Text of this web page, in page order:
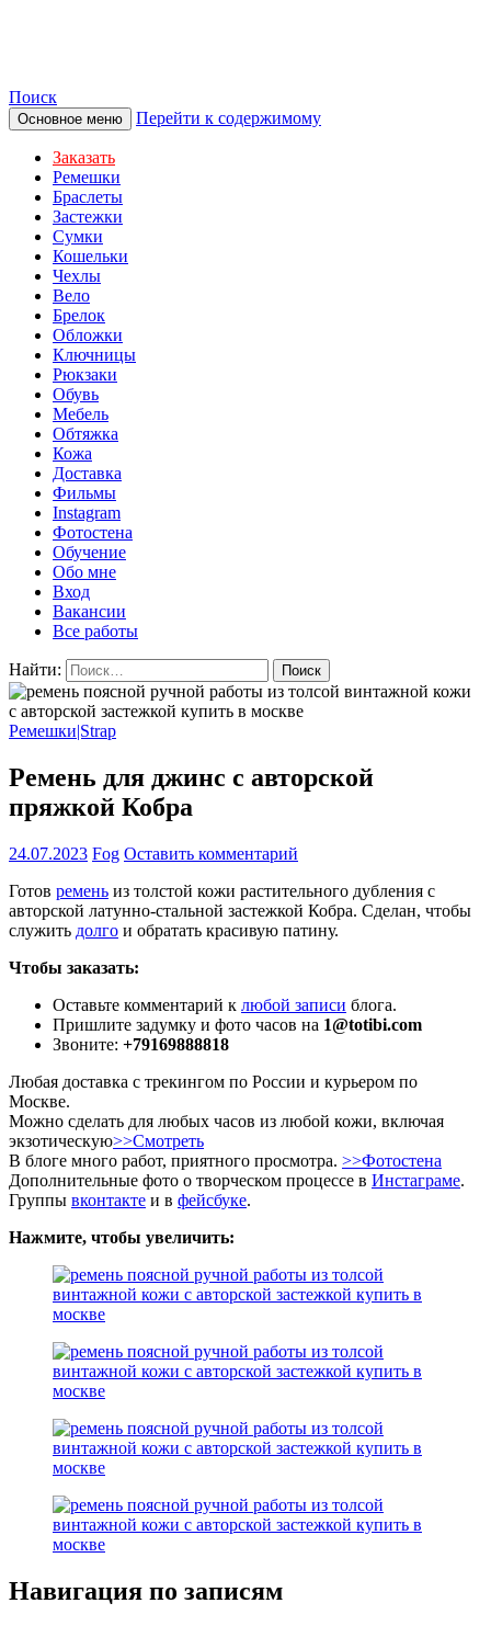
Поиск
Основное меню Перейти к содержимому
Заказать
Ремешки
Браслеты
Застежки
Сумки
Кошельки
Чехлы
Вело
Брелок
Обложки
Ключницы
Рюкзаки
Обувь
Мебель
Обтяжка
Кожа
Доставка
Фильмы
Instagram
Фотостена
Обучение
Обо мне
Вход
Вакансии
Все работы
Найти:
Ремешки|Strap
Ремень для джинс с авторской
пряжкой Кобра
24.07.2023 Fog Оставить комментарий
Готов ремень из толстой кожи растительного дубления с
авторской латунно-стальной застежкой Кобра. Сделан, чтобы
служить долго и обратать красивую патину.
Чтобы заказать:
Оставьте комментарий к любой записи блога.
Пришлите задумку и фото часов на 1@totibi.com
Звоните: +79169888818
Любая доставка с трекингом по России и курьером по
Москве.
Можно сделать для любых часов из любой кожи, включая
экзотическую>>Смотреть
В блоге много работ, приятного просмотра. >>Фотостена
Дополнительные фото о творческом процессе в Инстаграме.
Группы вконтакте и в фейсбуке.
Нажмите, чтобы увеличить:
Навигация по записям